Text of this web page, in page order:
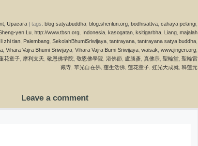
Upacara | tags: blog satyabuddha blog.shenlun.org bodhisattva cahaya pelangi
yen Lu http://www.tbsn.org Indonesia kasogatan ksitigarbha Liang majalah
zhi tian Palembang SekolahBhumiSriwijaya tantrayana tantrayana satya buddha
Vihara Vajra Bhumi Sriwijaya Vihara Vajra Bumi Sriwijaya waisak www.jingen.org
花童子 摩利支天 敬恩佛学院 敬恩佛學院 浴佛節 盧勝彥 真佛宗 聖輪堂 聖輪雷
藏寺 華光自在佛 蓮生活佛 蓮花童子 虹光大成就 释蓮元
Leave a comment